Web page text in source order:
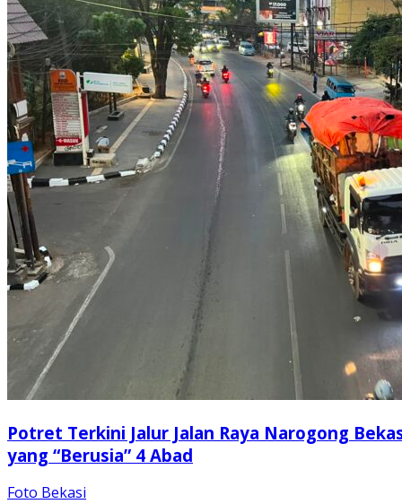
Potret Terkini Jalur Jalan Raya Narogong
yang “Berusia” 4 Abad
Foto Bekasi